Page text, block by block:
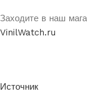
Заходите в наш
VinilWatch.ru
Источник